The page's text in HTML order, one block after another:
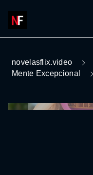
novelasflix.video
Mente Excepcional